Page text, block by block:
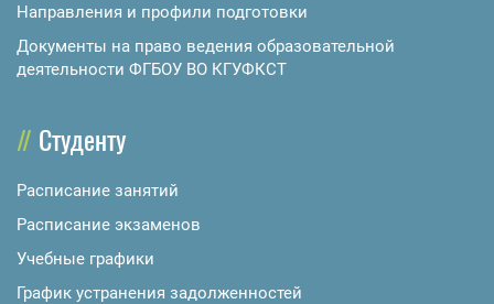
Направления и профили подготовки
Документы на право ведения образовательной
деятельности ФГБОУ ВО КГУФКСТ
Студенту
Расписание занятий
Расписание экзаменов
Учебные графики
График устранения задолженностей